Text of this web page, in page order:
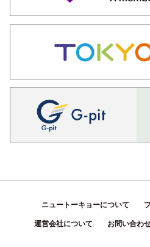
ニュートーキョーについて
運営会社について お問い合わ